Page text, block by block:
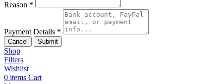
Reason *
Payment Details *
Cancel Submit
Shop
Filters
Wishlist
0 items Cart